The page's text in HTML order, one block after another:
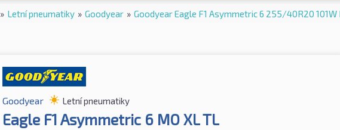
» Letní pneumatiky » Goodyear » Goodyear Eagle F1 Asymmetric 6 255/40R20 101W
Goodyear Letní pneumatiky
Eagle F1 Asymmetric 6 MO XL TL